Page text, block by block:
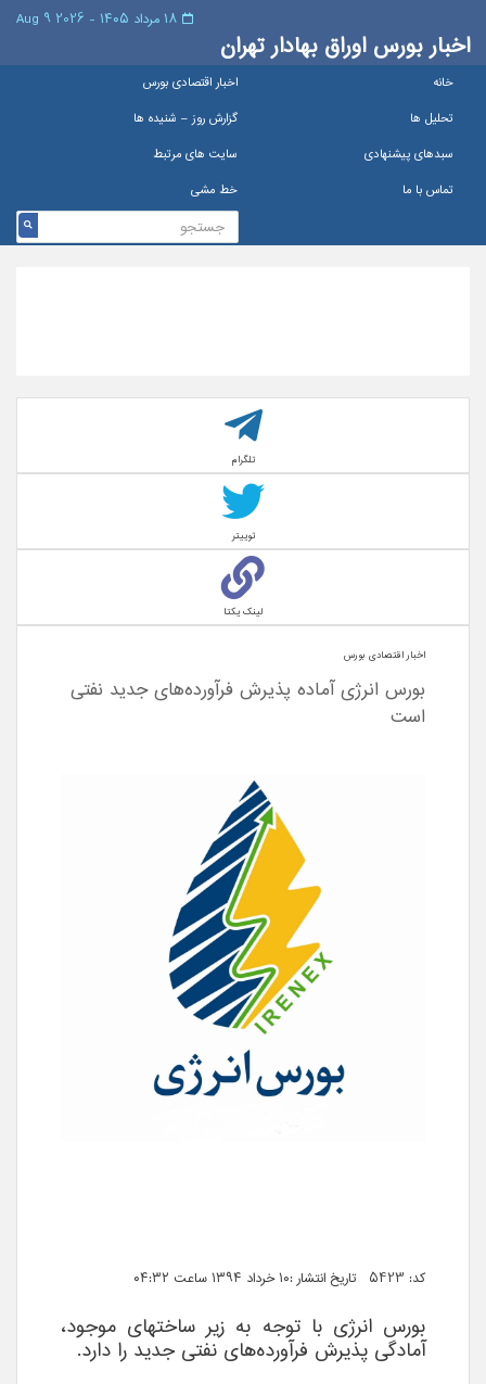
اخبار بورس اوراق بهادار تهران
خانه
اخبار اقتصادی بورس
تحلیل ها
گزارش روز – شنيده ها
سبدهای پیشنهادی
سایت های مرتبط
تماس با ما
خط مشی
تلگرام
توییتر
لینک یکتا
اخبار اقتصادی بورس
بورس انرژی آماده پذیرش فرآورده‌های جدید نفتی
است
کد: 5423 تاریخ انتشار :۱۰ خرداد ۱۳۹۴ ساعت ۰۴:۳۲
بورس انرژی با توجه به زیر ساختهای موجود،
آمادگی پذیرش فرآورده‌های نفتی جدید را دارد.